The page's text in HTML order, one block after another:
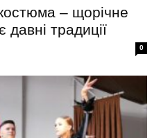
– щорічне
давні традиції
0